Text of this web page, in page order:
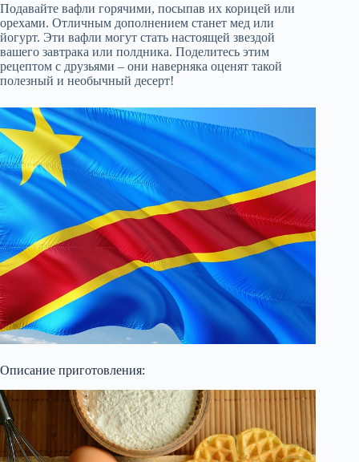
Подавайте вафли горячими, посыпав их корицей или
орехами. Отличным дополнением станет мед или
йогурт. Эти вафли могут стать настоящей звездой
вашего завтрака или полдника. Поделитесь этим
рецептом с друзьями – они наверняка оценят такой
полезный и необычный десерт!
Описание приготовления: